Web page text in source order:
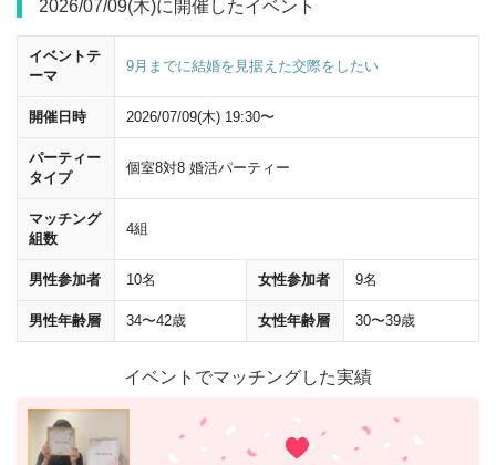
向かい側の炭火串焼テング酒場の右手にある西新宿昭和ビル(NISHI‐
SHINJUKU SHOWA BUILDING)の 11階 が会場です。
2026/07/09(木)に開催したイベント
イベントテ
ーマ
9月までに結婚を見据えた交際をしたい
開催日時 2026/07/09(木) 19:30〜
パーティー
タイプ
個室8対8 婚活パーティー
マッチング
組数
4組
男性参加者 10名 女性参加者 9名
男性年齢層 34〜42歳 女性年齢層 30〜39歳
イベントでマッチングした実績